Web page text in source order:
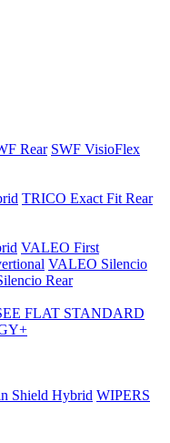
Rear SWF VisioFlex
TRICO Exact Fit Rear
VALEO First
VALEO Silencio
Rear
FLAT STANDARD
Shield Hybrid WIPERS